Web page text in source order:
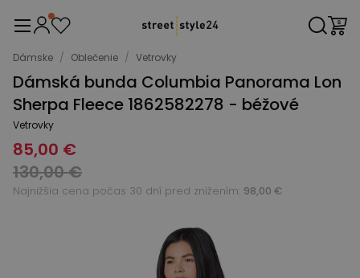
Dámske / Oblečenie / Vetrovky
Dámská bunda Columbia Panorama Lon
Sherpa Fleece 1862582278 - béžové
Vetrovky
85,00 €
130,00 €
Najnižšia cena počas 30 dní pred znížením: 98,00 €